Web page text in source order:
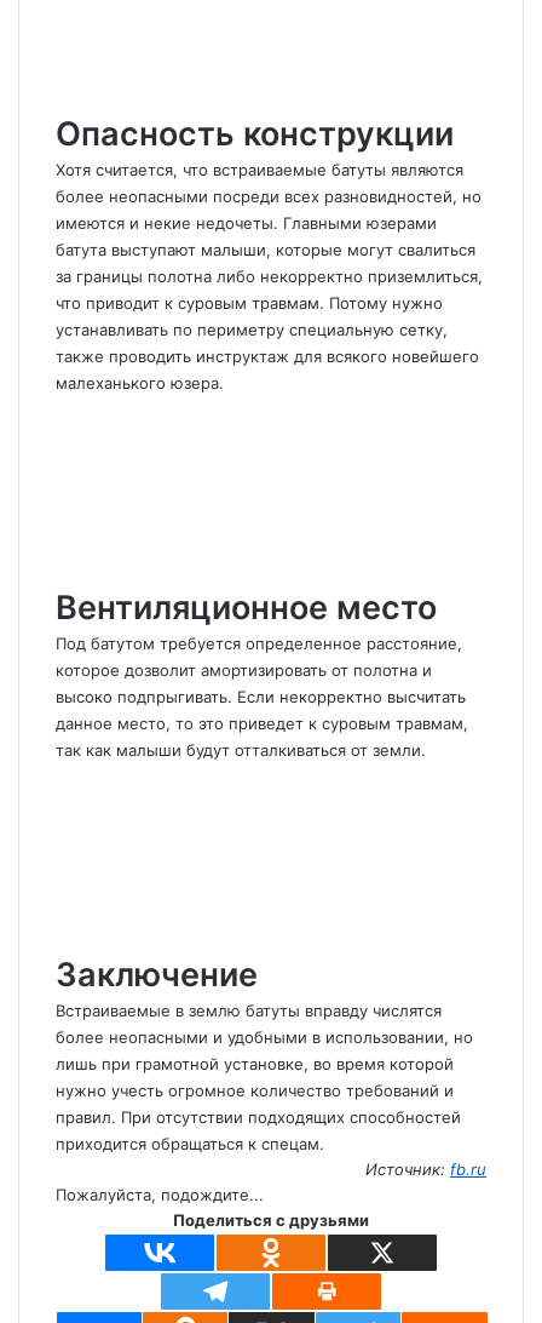
Опасность конструкции
Хотя считается, что встраиваемые батуты являются
более неопасными посреди всех разновидностей, но
имеются и некие недочеты. Главными юзерами
батута выступают малыши, которые могут свалиться
за границы полотна либо некорректно приземлиться,
что приводит к суровым травмам. Потому нужно
устанавливать по периметру специальную сетку,
также проводить инструктаж для всякого новейшего
малеханького юзера.
Вентиляционное место
Под батутом требуется определенное расстояние,
которое дозволит амортизировать от полотна и
высоко подпрыгивать. Если некорректно высчитать
данное место, то это приведет к суровым травмам,
так как малыши будут отталкиваться от земли.
Заключение
Встраиваемые в землю батуты вправду числятся
более неопасными и удобными в использовании, но
лишь при грамотной установке, во время которой
нужно учесть огромное количество требований и
правил. При отсутствии подходящих способностей
приходится обращаться к спецам.
Источник: fb.ru
Пожалуйста, подождите...
Поделиться с друзьями